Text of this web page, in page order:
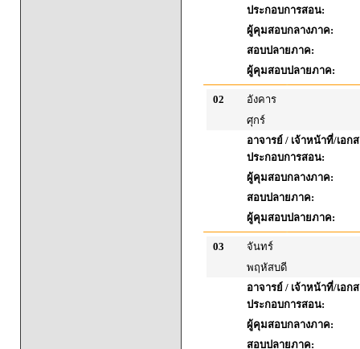
ประกอบการสอน:
ผู้คุมสอบกลางภาค:
สอบปลายภาค:
ผู้คุมสอบปลายภาค:
02
อังคาร
ศุกร์
อาจารย์ / เจ้าหน้าที่/เอก
ประกอบการสอน:
ผู้คุมสอบกลางภาค:
สอบปลายภาค:
ผู้คุมสอบปลายภาค:
03
จันทร์
พฤหัสบดี
อาจารย์ / เจ้าหน้าที่/เอก
ประกอบการสอน:
ผู้คุมสอบกลางภาค:
สอบปลายภาค: